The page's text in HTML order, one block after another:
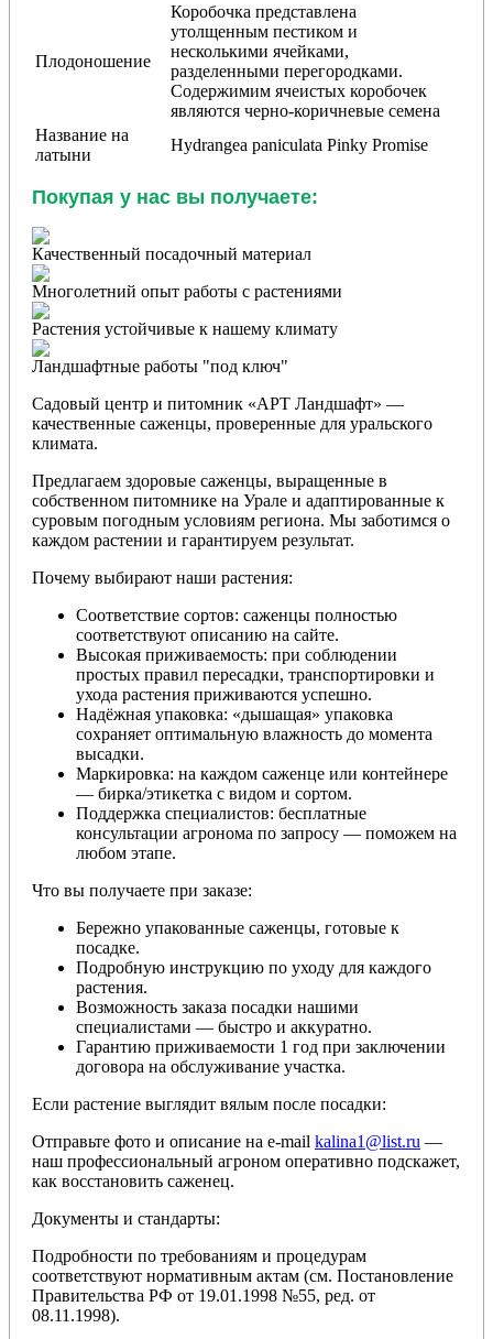
Плодоношение
Коробочка представлена
утолщенным пестиком и
несколькими ячейками,
разделенными перегородками.
Содержимим ячеистых коробочек
являются черно-коричневые семена
Название на
латыни
Hydrangea paniculata Pinky Promise
Покупая у нас вы получаете:
Качественный посадочный материал
Многолетний опыт работы с растениями
Растения устойчивые к нашему климату
Ландшафтные работы "под ключ"
Садовый центр и питомник «АРТ Ландшафт» —
качественные саженцы, проверенные для уральского
климата.
Предлагаем здоровые саженцы, выращенные в
собственном питомнике на Урале и адаптированные к
суровым погодным условиям региона. Мы заботимся о
каждом растении и гарантируем результат.
Почему выбирают наши растения:
Соответствие сортов: саженцы полностью
соответствуют описанию на сайте.
Высокая приживаемость: при соблюдении
простых правил пересадки, транспортировки и
ухода растения приживаются успешно.
Надёжная упаковка: «дышащая» упаковка
сохраняет оптимальную влажность до момента
высадки.
Маркировка: на каждом саженце или контейнере
— бирка/этикетка с видом и сортом.
Поддержка специалистов: бесплатные
консультации агронома по запросу — поможем на
любом этапе.
Что вы получаете при заказе:
Бережно упакованные саженцы, готовые к
посадке.
Подробную инструкцию по уходу для каждого
растения.
Возможность заказа посадки нашими
специалистами — быстро и аккуратно.
Гарантию приживаемости 1 год при заключении
договора на обслуживание участка.
Если растение выглядит вялым после посадки:
Отправьте фото и описание на e-mail kalina1@list.ru —
наш профессиональный агроном оперативно подскажет,
как восстановить саженец.
Документы и стандарты:
Подробности по требованиям и процедурам
соответствуют нормативным актам (см. Постановление
Правительства РФ от 19.01.1998 №55, ред. от
08.11.1998).